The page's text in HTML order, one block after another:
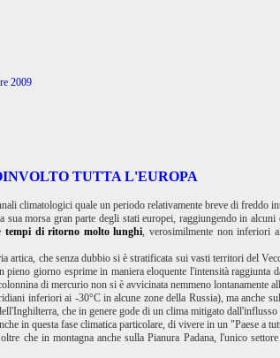
2009
TUTTA L'EUROPA
climatologici quale un periodo relativamente breve di freddo
morsa gran parte degli stati europei, raggiungendo in
tempi di ritorno molto lunghi, verosimilmente non inferiori
artica, che senza dubbio si è stratificata sui vasti territori del
giorno esprime in maniera eloquente l'intensità raggiunta
di mercurio non si è avvicinata nemmeno lontanamente
inferiori ai -30°C in alcune zone della Russia), ma anche
che in genere gode di un clima mitigato
in questa fase climatica particolare, di vivere in un "Paese a
che in montagna anche sulla Pianura Padana, l'unico